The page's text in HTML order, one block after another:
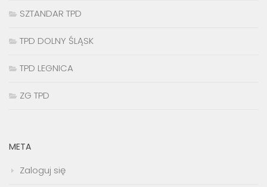
SZTANDAR TPD
TPD DOLNY ŚLĄSK
TPD LEGNICA
ZG TPD
META
Zaloguj się